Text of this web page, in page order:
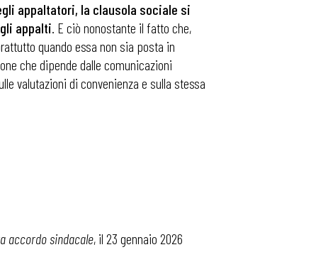
appaltatori, la clausola sociale si
appalti. E ciò nonostante il fatto che,
quando essa non sia posta in
che dipende dalle comunicazioni
valutazioni di convenienza e sulla stessa
accordo sindacale, il 23 gennaio 2026